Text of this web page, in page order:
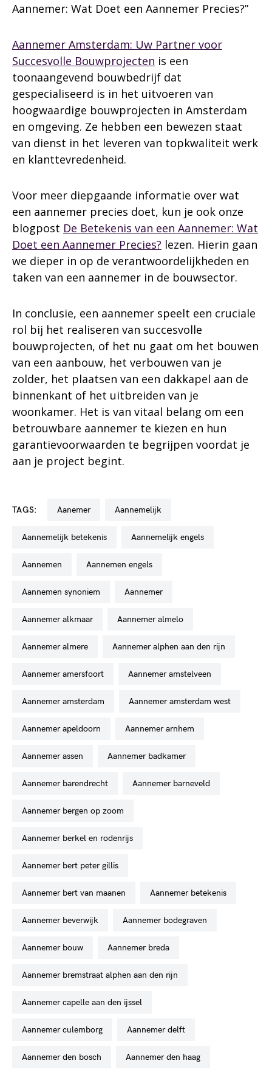
Aannemer: Wat Doet een Aannemer Precies?”
Aannemer Amsterdam: Uw Partner voor
Succesvolle Bouwprojecten is een
toonaangevend bouwbedrijf dat
gespecialiseerd is in het uitvoeren van
hoogwaardige bouwprojecten in Amsterdam
en omgeving. Ze hebben een bewezen staat
van dienst in het leveren van topkwaliteit werk
en klanttevredenheid.
Voor meer diepgaande informatie over wat
een aannemer precies doet, kun je ook onze
blogpost De Betekenis van een Aannemer: Wat
Doet een Aannemer Precies? lezen. Hierin gaan
we dieper in op de verantwoordelijkheden en
taken van een aannemer in de bouwsector.
In conclusie, een aannemer speelt een cruciale
rol bij het realiseren van succesvolle
bouwprojecten, of het nu gaat om het bouwen
van een aanbouw, het verbouwen van je
zolder, het plaatsen van een dakkapel aan de
binnenkant of het uitbreiden van je
woonkamer. Het is van vitaal belang om een
betrouwbare aannemer te kiezen en hun
garantievoorwaarden te begrijpen voordat je
aan je project begint.
TAGS: aanemer aannemelijk
aannemelijk betekenis aannemelijk engels
aannemen aannemen engels
aannemen synoniem aannemer
aannemer alkmaar aannemer almelo
aannemer almere aannemer alphen aan den rijn
aannemer amersfoort aannemer amstelveen
aannemer amsterdam aannemer amsterdam west
aannemer apeldoorn aannemer arnhem
aannemer assen aannemer badkamer
aannemer barendrecht aannemer barneveld
aannemer bergen op zoom
aannemer berkel en rodenrijs
aannemer bert peter gillis
aannemer bert van maanen aannemer betekenis
aannemer beverwijk aannemer bodegraven
aannemer bouw aannemer breda
aannemer bremstraat alphen aan den rijn
aannemer capelle aan den ijssel
aannemer culemborg aannemer delft
aannemer den bosch aannemer den haag